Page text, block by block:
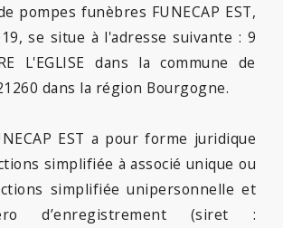
pompes funèbres FUNECAP EST,
se situe à l'adresse suivante : 9
L'EGLISE dans la commune de
dans la région Bourgogne.
EST a pour forme juridique
simplifiée à associé unique ou
simplifiée unipersonnelle et
d’enregistrement (siret :